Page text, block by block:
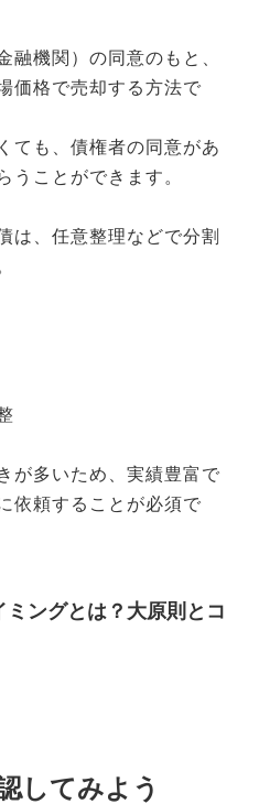
融機関）の同意のもと、
価格で売却する方法で
ても、債権者の同意があ
うことができます。
は、任意整理などで分割
が多いため、実績豊富で
依頼することが必須で
ングとは？大原則とコ
してみよう